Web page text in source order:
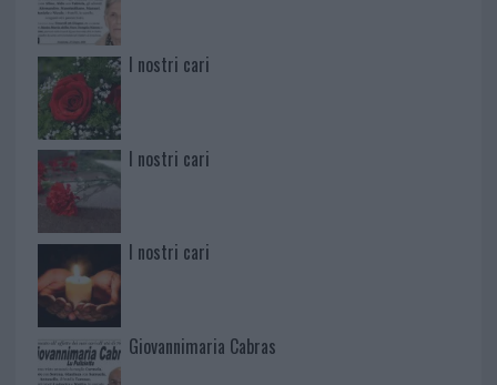
I nostri cari
I nostri cari
I nostri cari
Giovannimaria Cabras